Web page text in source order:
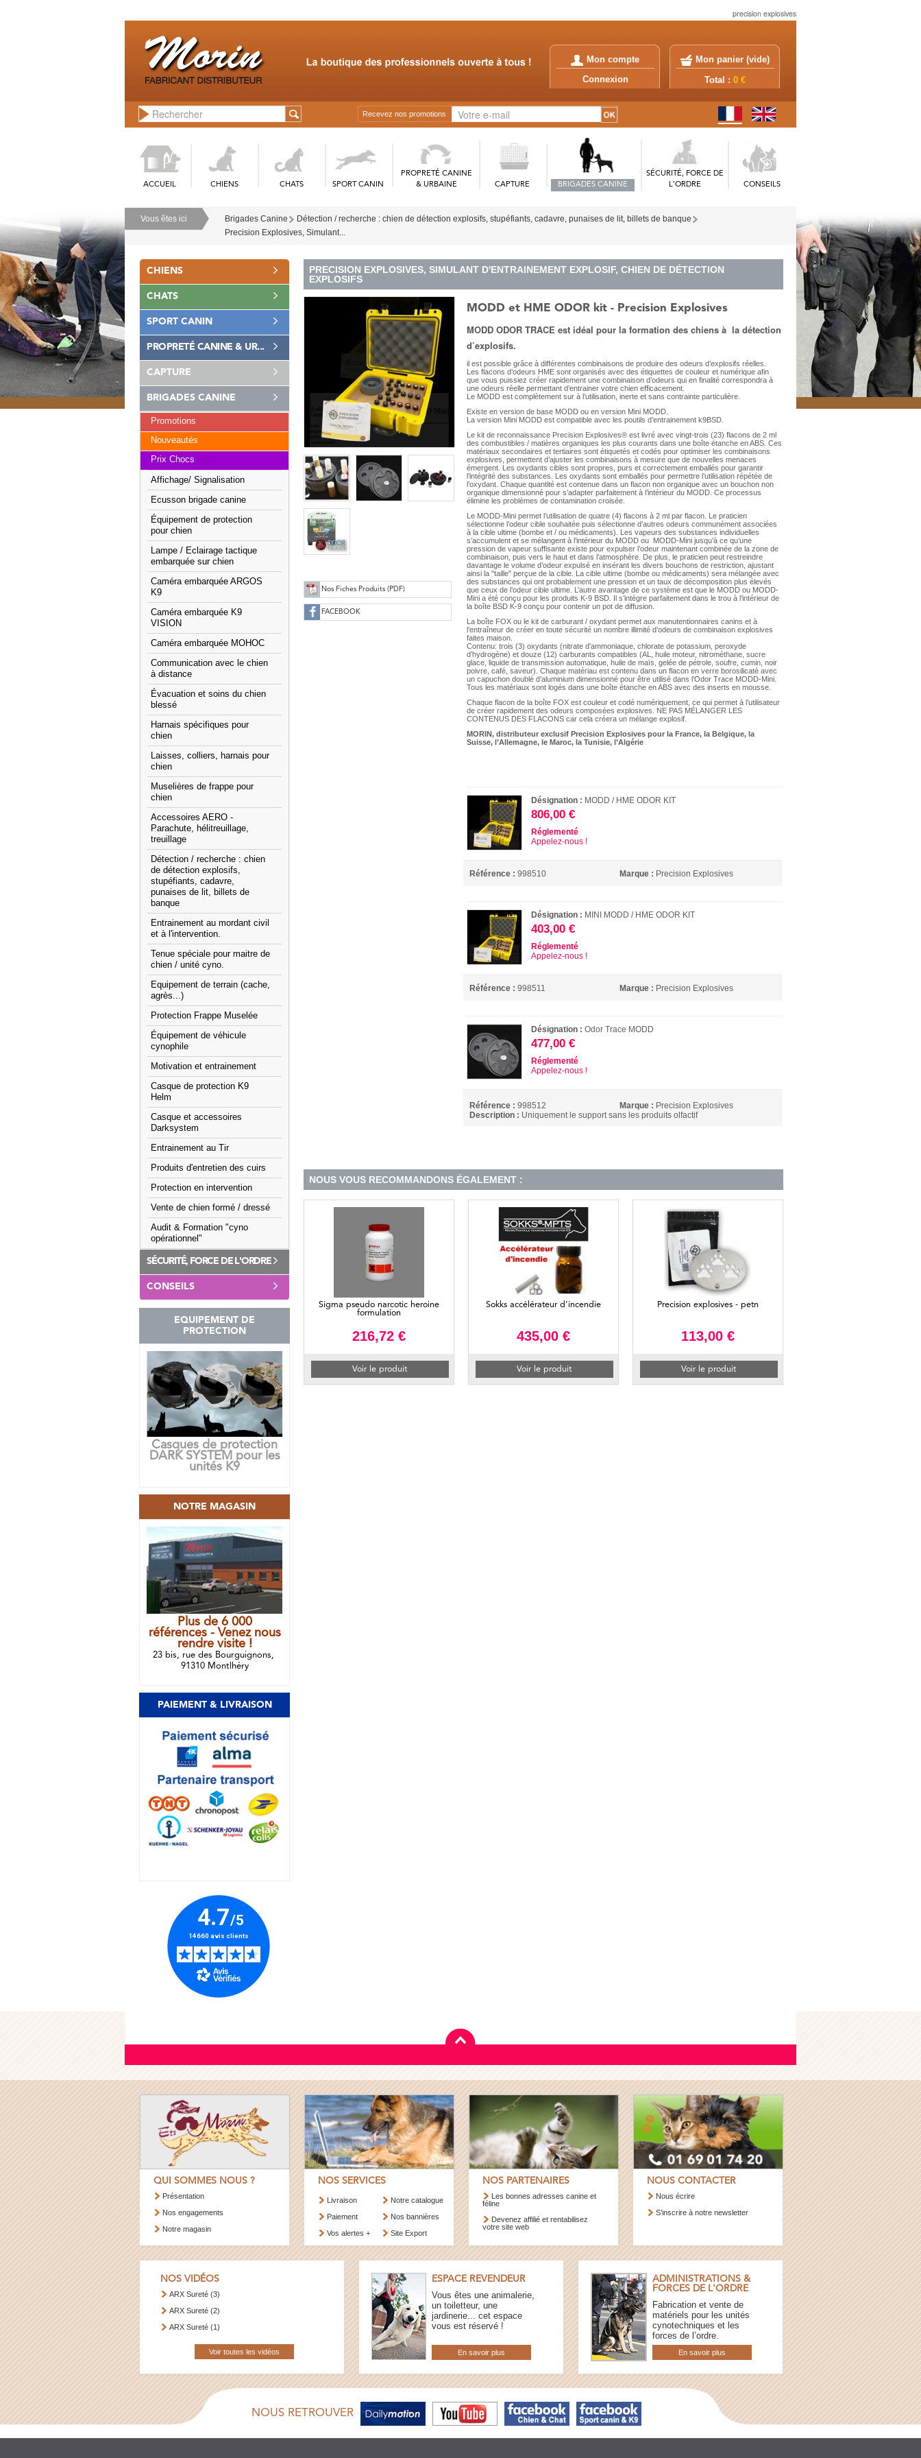
precision explosives
Mon compte
Connexion
Mon panier (vide)
Total : 0 €
Recevez nos promotions
ACCUEIL CHIENS CHATS SPORT CANIN
PROPRETÉ CANINE
& URBAINE
CAPTURE BRIGADES CANINE
SÉCURITÉ, FORCE DE
L'ORDRE
CONSEILS
Vous êtes ici Brigades Canine
Détection / recherche : chien de détection explosifs, stupéfiants, cadavre, punaises de lit, billets de banque
Precision Explosives, Simulant...
CHIENS
CHATS
SPORT CANIN
PROPRETÉ CANINE & UR...
CAPTURE
BRIGADES CANINE
Promotions
Nouveautés
Prix Chocs
Affichage/ Signalisation
Ecusson brigade canine
Équipement de protection
pour chien
Lampe / Eclairage tactique
embarquée sur chien
Caméra embarquée ARGOS
K9
Caméra embarquée K9
VISION
Caméra embarquée MOHOC
Communication avec le chien
à distance
Évacuation et soins du chien
blessé
Harnais spécifiques pour
chien
Laisses, colliers, harnais pour
chien
Muselières de frappe pour
chien
Accessoires AERO -
Parachute, hélitreuillage,
treuillage
Détection / recherche : chien
de détection explosifs,
stupéfiants, cadavre,
punaises de lit, billets de
banque
Entrainement au mordant civil
et à l'intervention.
Tenue spéciale pour maitre de
chien / unité cyno.
Equipement de terrain (cache,
agrès...)
Protection Frappe Muselée
Équipement de véhicule
cynophile
Motivation et entrainement
Casque de protection K9
Helm
Casque et accessoires
Darksystem
Entrainement au Tir
Produits d'entretien des cuirs
Protection en intervention
Vente de chien formé / dressé
Audit & Formation "cyno
opérationnel"
SÉCURITÉ, FORCE DE L'ORDRE
CONSEILS
EQUIPEMENT DE
PROTECTION
Casques de protection
DARK SYSTEM pour les
unités K9
NOTRE MAGASIN
Plus de 6 000
références - Venez nous
rendre visite !
23 bis, rue des Bourguignons,
91310 Montlhéry
PAIEMENT & LIVRAISON
PRECISION EXPLOSIVES, SIMULANT D'ENTRAINEMENT EXPLOSIF, CHIEN DE DÉTECTION
EXPLOSIFS
Nos Fiches Produits (PDF)
FACEBOOK
MODD et HME ODOR kit - Precision Explosives
MODD ODOR TRACE est idéal pour la formation des chiens à la détection
d’explosifs.
il est possible grâce à différentes combinaisons de produire des odeurs d’explosifs réelles.
Les flacons d’odeurs HME sont organisés avec des étiquettes de couleur et numérique afin
que vous puissiez créer rapidement une combinaison d’odeurs qui en finalité correspondra à
une odeurs réelle permettant d’entrainer votre chien efficacement.
Le MODD est complètement sur à l’utilisation, inerte et sans contrainte particulière.
Existe en version de base MODD ou en version Mini MODD.
La version Mini MODD est compatible avec les poutils d’entrainement k9BSD.
Le kit de reconnaissance Precision Explosives® est livré avec vingt-trois (23) flacons de 2 ml
des combustibles / matières organiques les plus courants dans une boîte étanche en ABS. Ces
matériaux secondaires et tertiaires sont étiquetés et codés pour optimiser les combinaisons
explosives, permettent d’ajuster les combinaisons à mesure que de nouvelles menaces
émergent. Les oxydants cibles sont propres, purs et correctement emballés pour garantir
l’intégrité des substances. Les oxydants sont emballés pour permettre l’utilisation répétée de
l’oxydant. Chaque quantité est contenue dans un flacon non organique avec un bouchon non
organique dimensionné pour s’adapter parfaitement à l’intérieur du MODD. Ce processus
élimine les problèmes de contamination croisée.
Le MODD-Mini permet l’utilisation de quatre (4) flacons à 2 ml par flacon. Le praticien
sélectionne l’odeur cible souhaitée puis sélectionne d’autres odeurs communément associées
à la cible ultime (bombe et / ou médicaments). Les vapeurs des substances individuelles
s’accumulent et se mélangent à l’intérieur du MODD ou MODD-Mini jusqu’à ce qu’une
pression de vapeur suffisante existe pour expulser l’odeur maintenant combinée de la zone de
combinaison, puis vers le haut et dans l’atmosphère. De plus, le praticien peut restreindre
davantage le volume d’odeur expulsé en insérant les divers bouchons de restriction, ajustant
ainsi la "taille" perçue de la cible. La cible ultime (bombe ou médicaments) sera mélangée avec
des substances qui ont probablement une pression et un taux de décomposition plus élevés
que ceux de l’odeur cible ultime. L’autre avantage de ce système est que le MODD ou MODD-
Mini a été conçu pour les produits K-9 BSD. Il s’intègre parfaitement dans le trou à l’intérieur de
la boîte BSD K-9 conçu pour contenir un pot de diffusion.
La boîte FOX ou le kit de carburant / oxydant permet aux manutentionnaires canins et à
l’entraîneur de créer en toute sécurité un nombre illimité d’odeurs de combinaison explosives
faites maison.
Contenu: trois (3) oxydants (nitrate d’ammoniaque, chlorate de potassium, peroxyde
d’hydrogène) et douze (12) carburants compatibles (AL, huile moteur, nitrométhane, sucre
glace, liquide de transmission automatique, huile de maïs, gelée de pétrole, soufre, cumin, noir
poivre, café, saveur). Chaque matériau est contenu dans un flacon en verre borosilicaté avec
un capuchon doublé d’aluminium dimensionné pour être utilisé dans l’Odor Trace MODD-Mini.
Tous les matériaux sont logés dans une boîte étanche en ABS avec des inserts en mousse.
Chaque flacon de la boîte FOX est couleur et codé numériquement, ce qui permet à l’utilisateur
de créer rapidement des odeurs composées explosives. NE PAS MÉLANGER LES
CONTENUS DES FLACONS car cela créera un mélange explosif.
MORIN, distributeur exclusif Precision Explosives pour la France, la Belgique, la
Suisse, l’Allemagne, le Maroc, la Tunisie, l’Algérie
Désignation : MODD / HME ODOR KIT
806,00 €
Réglementé
Appelez-nous !
Référence : 998510 Marque : Precision Explosives
Désignation : MINI MODD / HME ODOR KIT
403,00 €
Réglementé
Appelez-nous !
Référence : 998511 Marque : Precision Explosives
Désignation :Odor Trace MODD
477,00 €
Réglementé
Appelez-nous !
Référence : 998512 Marque : Precision Explosives
Description : Uniquement le support sans les produits olfactif
NOUS VOUS RECOMMANDONS ÉGALEMENT :
Sigma pseudo narcotic heroine
formulation
216,72 €
Voir le produit
Sokks accélérateur d’incendie
435,00 €
Voir le produit
Precision explosives - petn
113,00 €
Voir le produit
QUI SOMMES NOUS ?
Présentation
Nos engagements
Notre magasin
NOS SERVICES
Livraison
Paiement
Vos alertes +
Notre catalogue
Nos bannières
Site Export
NOS PARTENAIRES
Les bonnes adresses canine et
féline
Devenez affilié et rentabilisez
votre site web
NOUS CONTACTER
Nous écrire
S’inscrire à notre newsletter
NOS VIDÉOS
ARX Sureté (3)
ARX Sureté (2)
ARX Sureté (1)
Voir toutes les vidéos
ESPACE REVENDEUR
Vous êtes une animalerie,
un toiletteur, une
jardinerie... cet espace
vous est réservé !
En savoir plus
ADMINISTRATIONS &
FORCES DE L'ORDRE
Fabrication et vente de
matériels pour les unités
cynotechniques et les
forces de l’ordre.
En savoir plus
NOUS RETROUVER